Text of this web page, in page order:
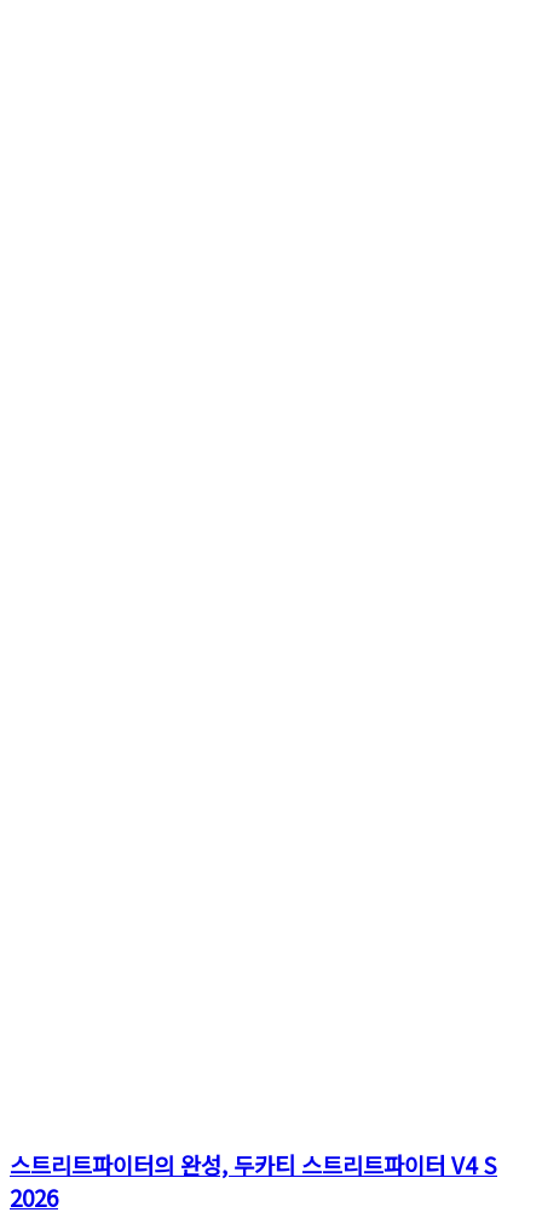
스트리트파이터의 완성, 두카티 스트리트파이터 V4 S
2026